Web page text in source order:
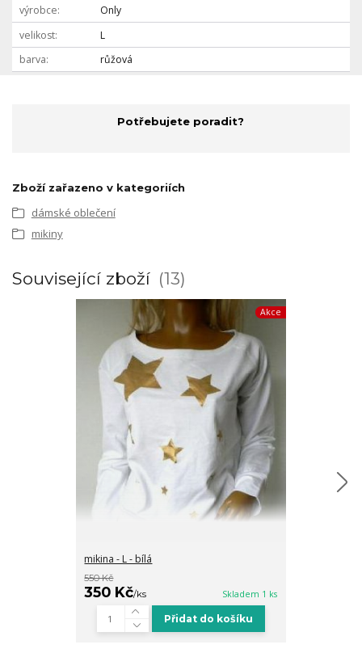
výrobce
Only
velikost
L
barva
růžová
Potřebujete poradit?
Zboží zařazeno v kategoriích
dámské oblečení
mikiny
Související zboží 13
Akce
mikina - L - bílá
550 Kč
350 Kč/ks Skladem 1 ks
Přidat do košíku